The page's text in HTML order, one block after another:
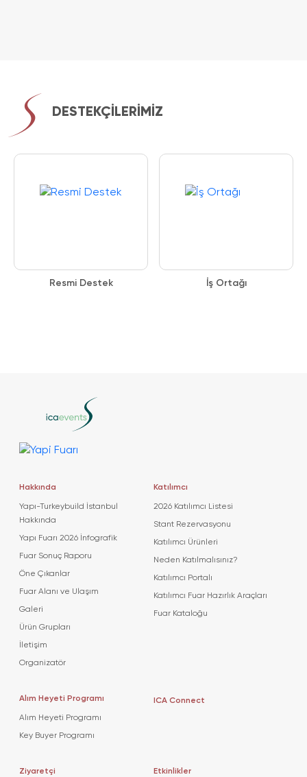
DESTEKÇİLERİMİZ
Resmi Destek İş Ortağı
Hakkında
Yapı-Turkeybuild İstanbul
Hakkında
Yapı Fuarı 2026 İnfografik
Fuar Sonuç Raporu
Öne Çıkanlar
Fuar Alanı ve Ulaşım
Galeri
Ürün Grupları
İletişim
Organizatör
Katılımcı
2026 Katılımcı Listesi
Stant Rezervasyonu
Katılımcı Ürünleri
Neden Katılmalısınız?
Katılımcı Portalı
Katılımcı Fuar Hazırlık Araçları
Fuar Kataloğu
Alım Heyeti Programı
Alım Heyeti Programı
Key Buyer Programı
ICA Connect
Ziyaretçi Etkinlikler